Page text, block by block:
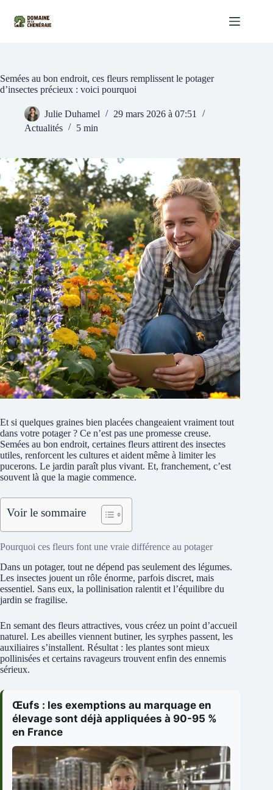
contenu
Semées au bon endroit, ces fleurs remplissent le potager
d’insectes précieux : voici pourquoi
Julie Duhamel
29 mars 2026 à 07:51
Actualités
5 min
Et si quelques graines bien placées changeaient vraiment tout
dans votre potager ? Ce n’est pas une promesse creuse.
Semées au bon endroit, certaines fleurs attirent des insectes
utiles, renforcent les cultures et aident même à limiter les
pucerons. Le jardin paraît plus vivant. Et, franchement, c’est
souvent là que la magie commence.
Voir le sommaire
Pourquoi ces fleurs font une vraie différence au potager
Dans un potager, tout ne dépend pas seulement des légumes.
Les insectes jouent un rôle énorme, parfois discret, mais
essentiel. Sans eux, la pollinisation ralentit et l’équilibre du
jardin se fragilise.
En semant des fleurs attractives, vous créez un point d’accueil
naturel. Les abeilles viennent butiner, les syrphes passent, les
auxiliaires s’installent. Résultat : les plantes sont mieux
pollinisées et certains ravageurs trouvent enfin des ennemis
sérieux.
Œufs : les exemptions au marquage en
élevage sont déjà appliquées à 90-95 %
en France